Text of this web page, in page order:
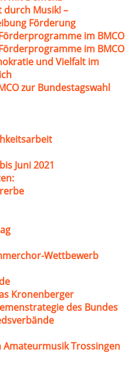
durch Musik! –
Förderung
im BMCO
im BMCO
und Vielfalt im
zur Bundestagswahl
Juni 2021
Wettbewerb
Kronenberger
des Bundes
Trossingen